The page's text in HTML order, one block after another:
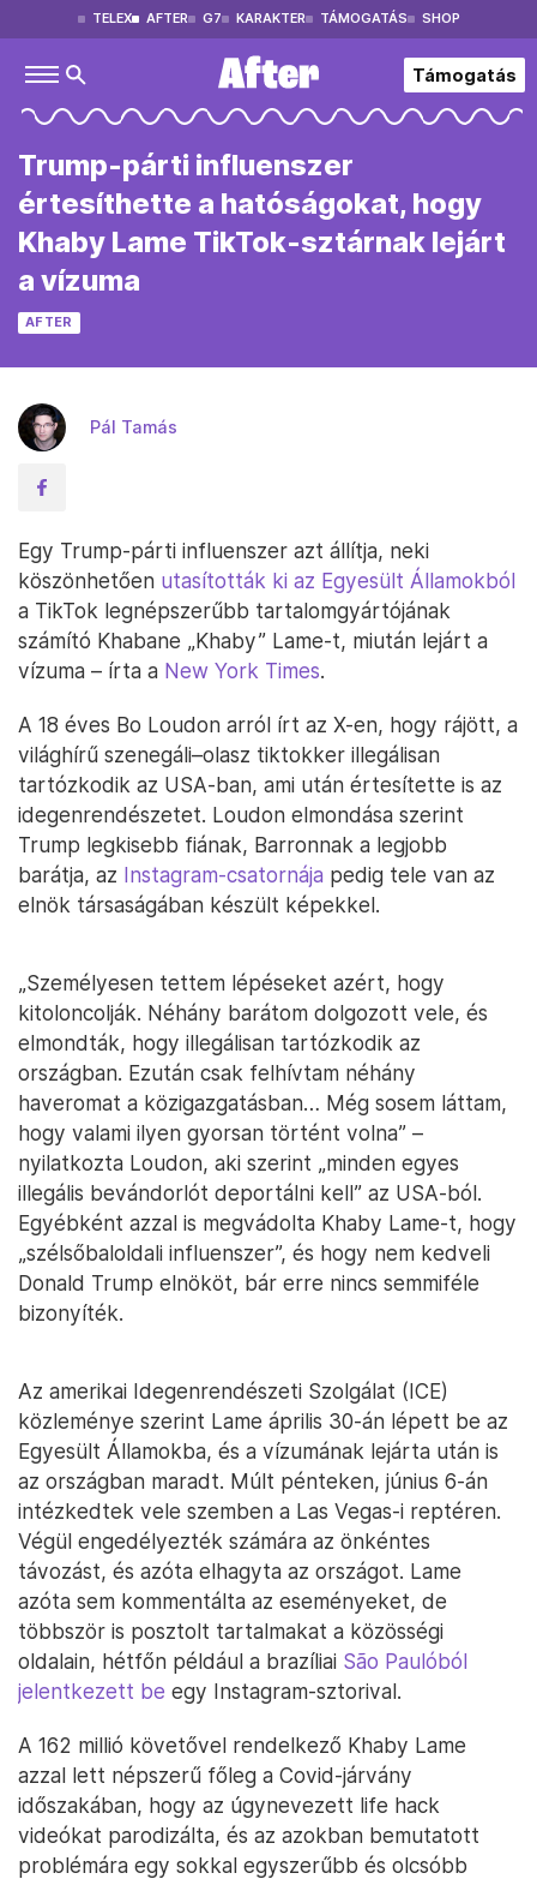
TELEX AFTER G7 KARAKTER TÁMOGATÁS SHOP
Támogatás
Trump-párti influenszer
értesíthette a hatóságokat, hogy
Khaby Lame TikTok-sztárnak lejárt
a vízuma
AFTER
Pál Tamás
Egy Trump-párti influenszer azt állítja, neki
köszönhetően utasították ki az Egyesült Államokból
a TikTok legnépszerűbb tartalomgyártójának
számító Khabane „Khaby” Lame-t, miután lejárt a
vízuma – írta a New York Times.
A 18 éves Bo Loudon arról írt az X-en, hogy rájött, a
világhírű szenegáli–olasz tiktokker illegálisan
tartózkodik az USA-ban, ami után értesítette is az
idegenrendészetet. Loudon elmondása szerint
Trump legkisebb fiának, Barronnak a legjobb
barátja, az Instagram-csatornája pedig tele van az
elnök társaságában készült képekkel.
„Személyesen tettem lépéseket azért, hogy
kitoloncolják. Néhány barátom dolgozott vele, és
elmondták, hogy illegálisan tartózkodik az
országban. Ezután csak felhívtam néhány
haveromat a közigazgatásban… Még sosem láttam,
hogy valami ilyen gyorsan történt volna” –
nyilatkozta Loudon, aki szerint „minden egyes
illegális bevándorlót deportálni kell” az USA-ból.
Egyébként azzal is megvádolta Khaby Lame-t, hogy
„szélsőbaloldali influenszer”, és hogy nem kedveli
Donald Trump elnököt, bár erre nincs semmiféle
bizonyíték.
Az amerikai Idegenrendészeti Szolgálat (ICE)
közleménye szerint Lame április 30-án lépett be az
Egyesült Államokba, és a vízumának lejárta után is
az országban maradt. Múlt pénteken, június 6-án
intézkedtek vele szemben a Las Vegas-i reptéren.
Végül engedélyezték számára az önkéntes
távozást, és azóta elhagyta az országot. Lame
azóta sem kommentálta az eseményeket, de
többször is posztolt tartalmakat a közösségi
oldalain, hétfőn például a brazíliai São Paulóból
jelentkezett be egy Instagram-sztorival.
A 162 millió követővel rendelkező Khaby Lame
azzal lett népszerű főleg a Covid-járvány
időszakában, hogy az úgynevezett life hack
videókat parodizálta, és az azokban bemutatott
problémára egy sokkal egyszerűbb és olcsóbb